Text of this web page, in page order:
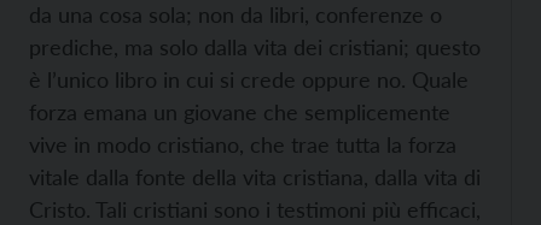
da una cosa sola; non da libri, conferenze o
prediche, ma solo dalla vita dei cristiani; questo
è l’unico libro in cui si crede oppure no. Quale
forza emana un giovane che semplicemente
vive in modo cristiano, che trae tutta la forza
vitale dalla fonte della vita cristiana, dalla vita di
Cristo. Tali cristiani sono i testimoni più efficaci,